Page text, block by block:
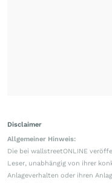
Disclaimer
Allgemeiner Hinweis:
Die bei wallstreetONLINE
Leser, unabhängig von ihrer
Anlageverhalten oder ihren